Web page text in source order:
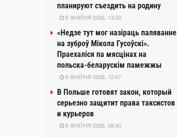
планируют съездить на родину
5 ЖНІЎНЯ 2026, 13:33
«Недзе тут мог назіраць паляванне
на зуброў Мікола Гусоўскі».
Праехаліся па мясцінах на
польска-беларускім памежжы
5 ЖНІЎНЯ 2026, 12:47
В Польше готовят закон, который
серьезно защитит права таксистов
и курьеров
5 ЖНІЎНЯ 2026, 09:40